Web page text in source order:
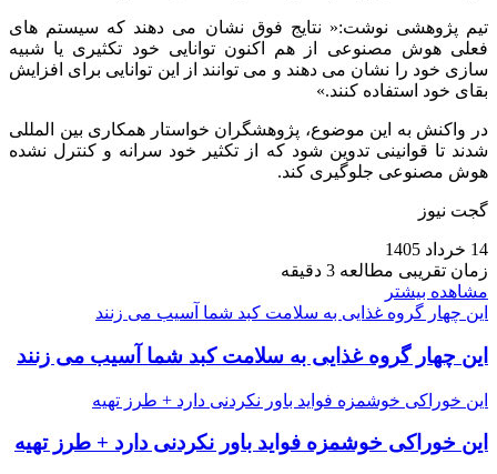
تیم پژوهشی نوشت:« نتایج فوق نشان می‌ دهند که سیستم‌ های
فعلی هوش مصنوعی از هم‌ اکنون توانایی خود تکثیری یا شبیه
سازی خود را نشان می‌ دهند و می‌ توانند از این توانایی برای افزایش
بقای خود استفاده کنند.»
در واکنش به این موضوع، پژوهشگران خواستار همکاری بین‌ المللی
شدند تا قوانینی تدوین شود که از تکثیر خود سرانه و کنترل‌ نشده
هوش مصنوعی جلوگیری کند.
گجت نیوز
14 خرداد 1405
زمان تقریبی مطالعه 3 دقیقه
مشاهده بیشتر
این چهار گروه غذایی به سلامت کبد شما آسیب می زنند
این چهار گروه غذایی به سلامت کبد شما آسیب می زنند
این خوراکی خوشمزه فواید باور نکردنی دارد + طرز تهیه
این خوراکی خوشمزه فواید باور نکردنی دارد + طرز تهیه